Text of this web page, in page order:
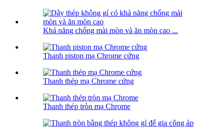
Khả năng chống mài mòn và ăn mòn cao ...
Thanh piston mạ Chrome cứng
Thanh thép mạ Chrome cứng
Thanh thép tròn mạ Chrome